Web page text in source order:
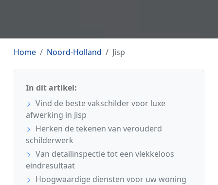
Home Noord-Holland Jisp
In dit artikel:
Vind de beste vakschilder voor luxe
afwerking in Jisp
Herken de tekenen van verouderd
schilderwerk
Van detailinspectie tot een vlekkeloos
eindresultaat
Hoogwaardige diensten voor uw woning